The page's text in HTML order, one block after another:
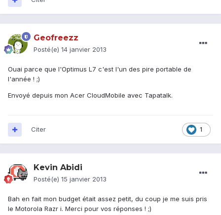
Geofreezz
Posté(e) 14 janvier 2013
Ouai parce que l'Optimus L7 c'est l'un des pire portable de
l'année ! ;)
Envoyé depuis mon Acer CloudMobile avec Tapatalk.
1
Citer
Kevin Abidi
Posté(e) 15 janvier 2013
Bah en fait mon budget était assez petit, du coup je me suis pris
le Motorola Razr i. Merci pour vos réponses ! ;)